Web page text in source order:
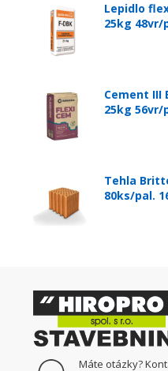
Lepidlo
25kg 48vr/
Cement III
25kg 56vr/
Tehla
80ks/pal.
Máte otázky?